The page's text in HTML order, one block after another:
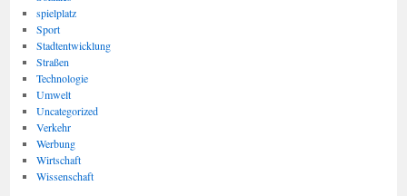
spielplatz
Sport
Stadtentwicklung
Straßen
Technologie
Umwelt
Uncategorized
Verkehr
Werbung
Wirtschaft
Wissenschaft